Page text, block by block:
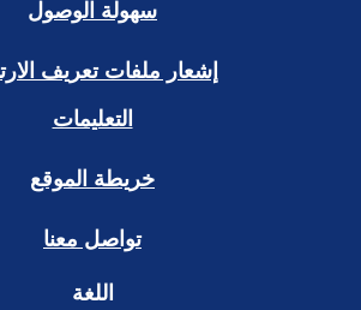
الجزء القانوني
إشعار الخصوصية
التعليمات